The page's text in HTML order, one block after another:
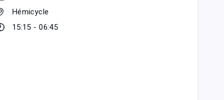
Hémicycle
15:15 - 06:45